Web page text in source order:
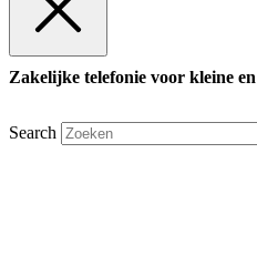
Zakelijke telefonie voor kleine
Search